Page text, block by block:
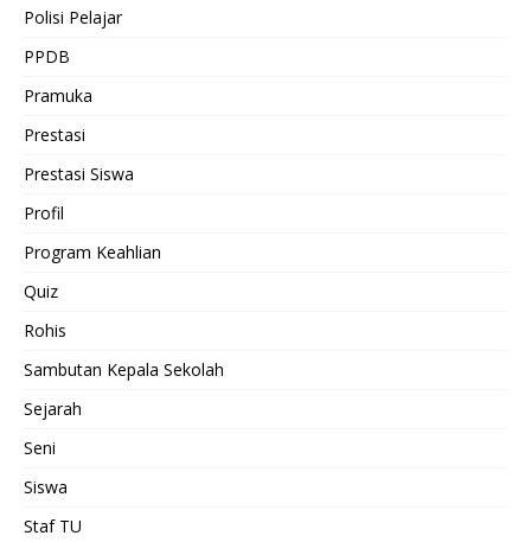
Polisi Pelajar
PPDB
Pramuka
Prestasi
Prestasi Siswa
Profil
Program Keahlian
Quiz
Rohis
Sambutan Kepala Sekolah
Sejarah
Seni
Siswa
Staf TU